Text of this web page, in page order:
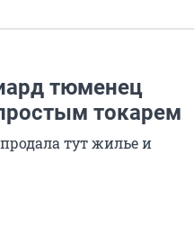
тюменец
токарем
тут жилье и